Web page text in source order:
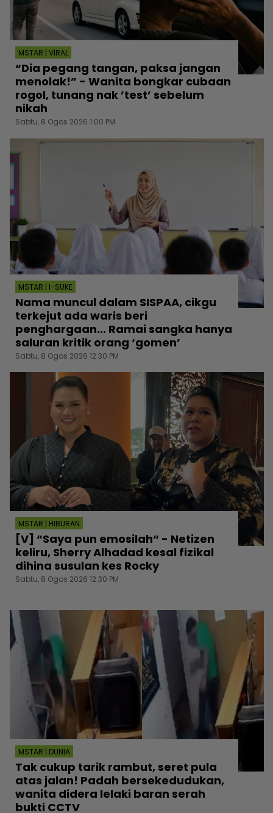
MSTAR | VIRAL
“Dia pegang tangan, paksa jangan
menolak!” - Wanita bongkar cubaan
rogol, tunang nak ’test’ sebelum
nikah
Sabtu, 8 Ogos 2026 1:00 PM
MSTAR | I-SUKE
Nama muncul dalam SISPAA, cikgu
terkejut ada waris beri
penghargaan... Ramai sangka hanya
saluran kritik orang ‘gomen’
Sabtu, 8 Ogos 2026 12:30 PM
MSTAR | HIBURAN
[V] “Saya pun emosilah“ - Netizen
keliru, Sherry Alhadad kesal fizikal
dihina susulan kes Rocky
Sabtu, 8 Ogos 2026 12:30 PM
MSTAR | DUNIA
Tak cukup tarik rambut, seret pula
atas jalan! Padah bersekedudukan,
wanita didera lelaki baran serah
bukti CCTV